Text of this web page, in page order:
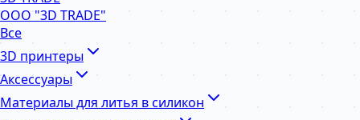
ООО "3D TRADE"
Все
3D принтеры
Аксессуары
Материалы для литья в силикон